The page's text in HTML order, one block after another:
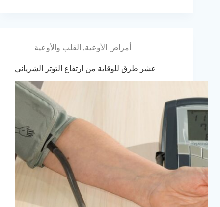
أمراض الأوعية, القلب والأوعية
عشر طرق للوقاية من ارتفاع التوتر الشرياني